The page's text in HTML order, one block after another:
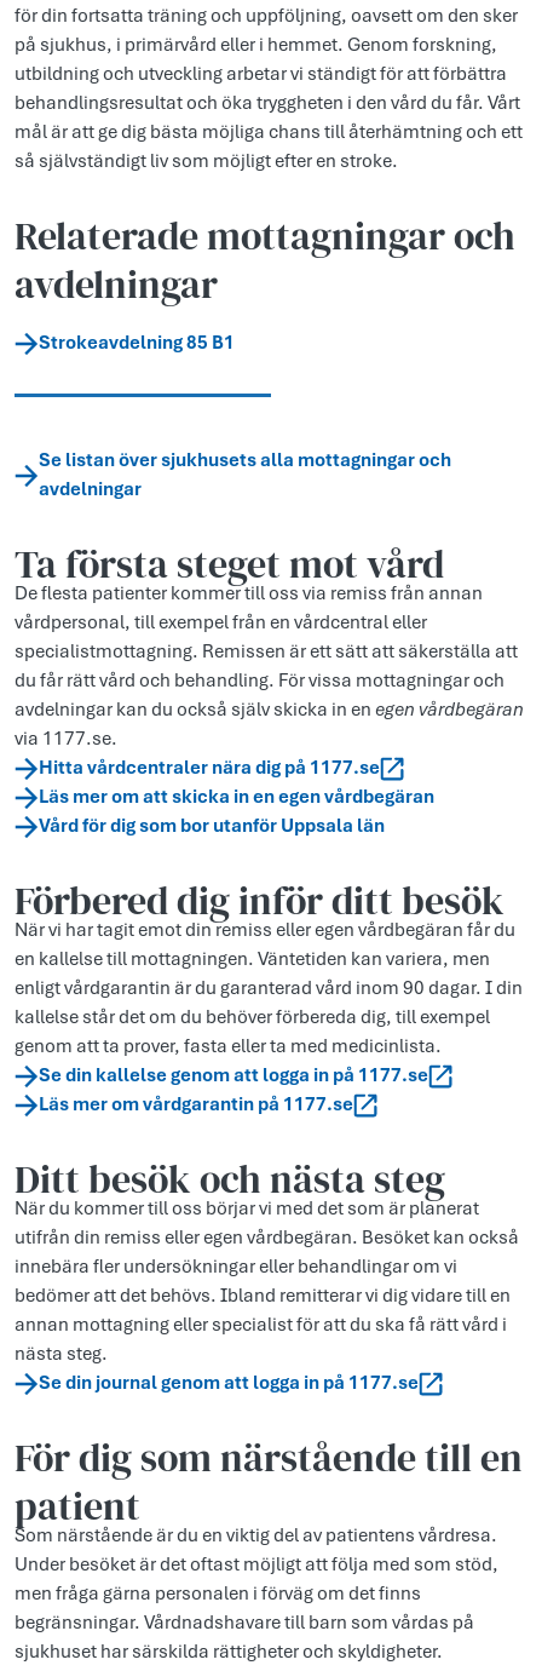
för din fortsatta träning och uppföljning, oavsett om den sker
på sjukhus, i primärvård eller i hemmet. Genom forskning,
utbildning och utveckling arbetar vi ständigt för att förbättra
behandlingsresultat och öka tryggheten i den vård du får. Vårt
mål är att ge dig bästa möjliga chans till återhämtning och ett
så självständigt liv som möjligt efter en stroke.
Relaterade mottagningar och
avdelningar
Strokeavdelning 85 B1
Se listan över sjukhusets alla mottagningar och
avdelningar
Ta första steget mot vård
De flesta patienter kommer till oss via remiss från annan
vårdpersonal, till exempel från en vårdcentral eller
specialistmottagning. Remissen är ett sätt att säkerställa att
du får rätt vård och behandling. För vissa mottagningar och
avdelningar kan du också själv skicka in en egen vårdbegäran
via 1177.se.
Hitta vårdcentraler nära dig på 1177.se
Läs mer om att skicka in en egen vårdbegäran
Vård för dig som bor utanför Uppsala län
Förbered dig inför ditt besök
När vi har tagit emot din remiss eller egen vårdbegäran får du
en kallelse till mottagningen. Väntetiden kan variera, men
enligt vårdgarantin är du garanterad vård inom 90 dagar. I din
kallelse står det om du behöver förbereda dig, till exempel
genom att ta prover, fasta eller ta med medicinlista.
Se din kallelse genom att logga in på 1177.se
Läs mer om vårdgarantin på 1177.se
Ditt besök och nästa steg
När du kommer till oss börjar vi med det som är planerat
utifrån din remiss eller egen vårdbegäran. Besöket kan också
innebära fler undersökningar eller behandlingar om vi
bedömer att det behövs. Ibland remitterar vi dig vidare till en
annan mottagning eller specialist för att du ska få rätt vård i
nästa steg.
Se din journal genom att logga in på 1177.se
För dig som närstående till en
patient
Som närstående är du en viktig del av patientens vårdresa.
Under besöket är det oftast möjligt att följa med som stöd,
men fråga gärna personalen i förväg om det finns
begränsningar. Vårdnadshavare till barn som vårdas på
sjukhuset har särskilda rättigheter och skyldigheter.